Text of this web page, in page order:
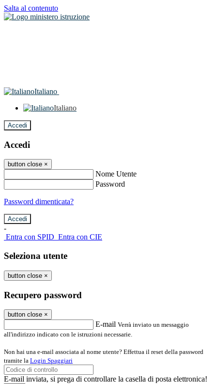
Salta al contenuto
Italiano
Italiano
Accedi
Accedi
button close ×
Nome Utente
Password
Password dimenticata?
-
Entra con SPID Entra con CIE
Seleziona utente
button close ×
Recupero password
button close ×
E-mail Verrà inviato un messaggio
all'indirizzo indicato con le istruzioni necessarie.
Non hai una e-mail associata al nome utente? Effettua il reset della password
tramite la Login Spaggiari
E-mail inviata, si prega di controllare la casella di posta elettronica!